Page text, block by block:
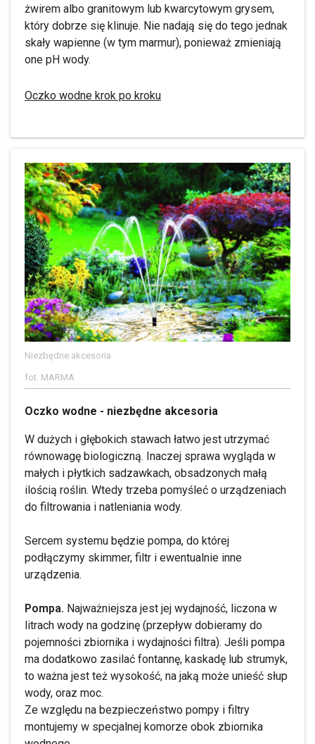
żwirem albo granitowym lub kwarcytowym grysem,
który dobrze się klinuje. Nie nadają się do tego jednak
skały wapienne (w tym marmur), ponieważ zmieniają
one pH wody.
Oczko wodne krok po kroku
Niezbędne akcesoria
fot. MARMA
Oczko wodne - niezbędne akcesoria
W dużych i głębokich stawach łatwo jest utrzymać
równowagę biologiczną. Inaczej sprawa wygląda w
małych i płytkich sadzawkach, obsadzonych małą
ilością roślin. Wtedy trzeba pomyśleć o urządzeniach
do filtrowania i natleniania wody.
Sercem systemu będzie pompa, do której
podłączymy skimmer, filtr i ewentualnie inne
urządzenia.
Pompa. Najważniejsza jest jej wydajność, liczona w
litrach wody na godzinę (przepływ dobieramy do
pojemności zbiornika i wydajności filtra). Jeśli pompa
ma dodatkowo zasilać fontannę, kaskadę lub strumyk,
to ważna jest też wysokość, na jaką może unieść słup
wody, oraz moc.
Ze względu na bezpieczeństwo pompy i filtry
montujemy w specjalnej komorze obok zbiornika